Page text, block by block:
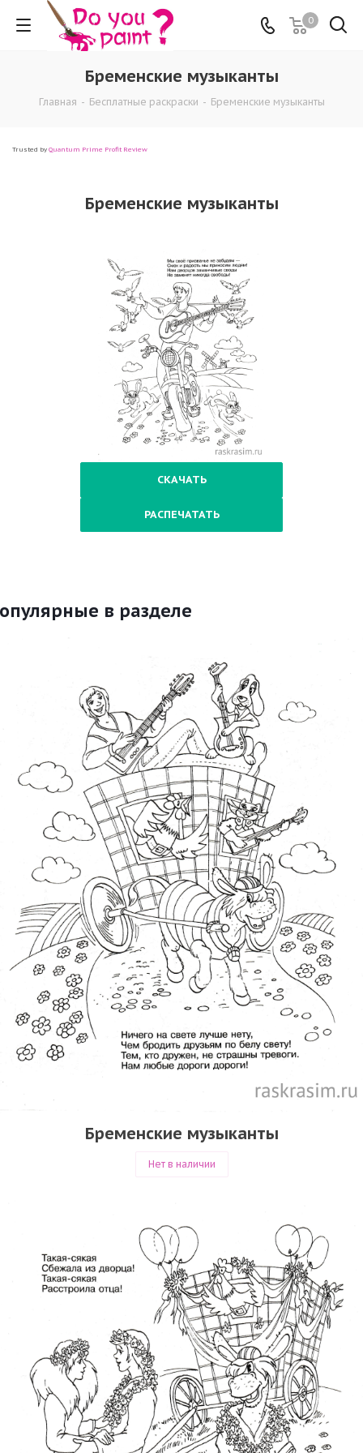
0
Бременские музыканты
Главная - Бесплатные раскраски - Бременские музыканты
Trusted by Quantum Prime Profit Review
Бременские музыканты
СКАЧАТЬ
РАСПЕЧАТАТЬ
в разделе
Бременские музыканты
Нет в наличии